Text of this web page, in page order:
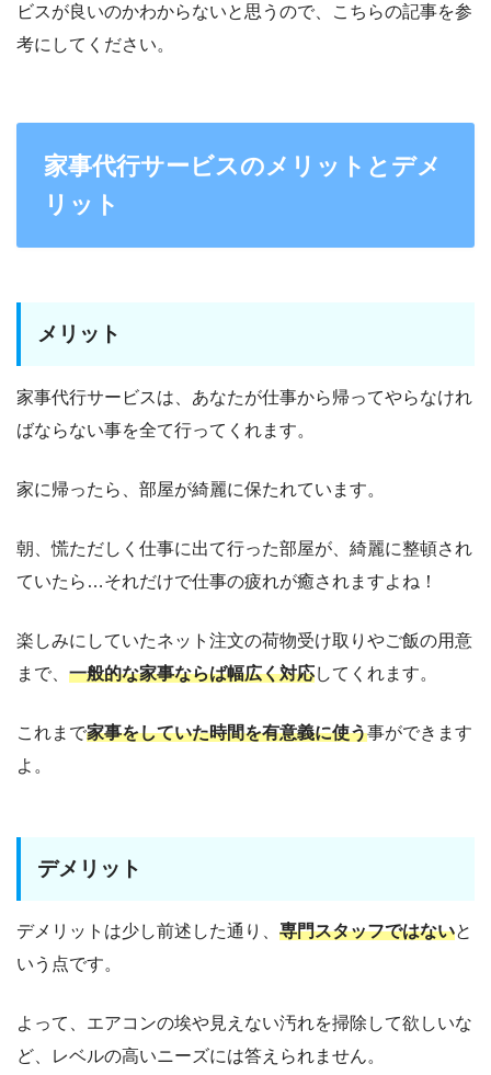
ビスが良いのかわからないと思うので、こちらの記事を参
考にしてください。
家事代行サービスのメリットとデメ
リット
メリット
家事代行サービスは、あなたが仕事から帰ってやらなけれ
ばならない事を全て行ってくれます。
家に帰ったら、部屋が綺麗に保たれています。
朝、慌ただしく仕事に出て行った部屋が、綺麗に整頓され
ていたら…それだけで仕事の疲れが癒されますよね！
楽しみにしていたネット注文の荷物受け取りやご飯の用意
まで、 一般的な家事ならば幅広く対応してくれます。
これまで家事をしていた時間を有意義に使う事ができます
よ。
デメリット
デメリットは少し前述した通り、 専門スタッフではないと
いう点です。
よって、エアコンの埃や見えない汚れを掃除して欲しいな
ど、レベルの高いニーズには答えられません。